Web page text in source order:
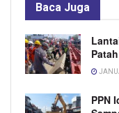
Baca Juga
Patah
PPN